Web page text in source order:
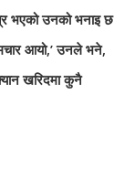
भएको उनको भनाइ छ
आयो,’ उनले भने,
खरिदमा कुनै